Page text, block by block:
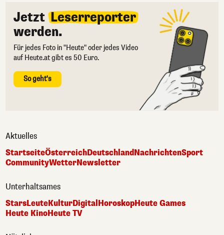
Jetzt Leserreporter
werden.
Für jedes Foto in "Heute" oder jedes Video
auf Heute.at gibt es 50 Euro.
So geht's
Aktuelles
StartseiteÖsterreichDeutschlandNachrichtenSport
CommunityWetterNewsletter
Unterhaltsames
StarsLeuteKulturDigital HoroskopHeute Games
Heute KinoHeute TV